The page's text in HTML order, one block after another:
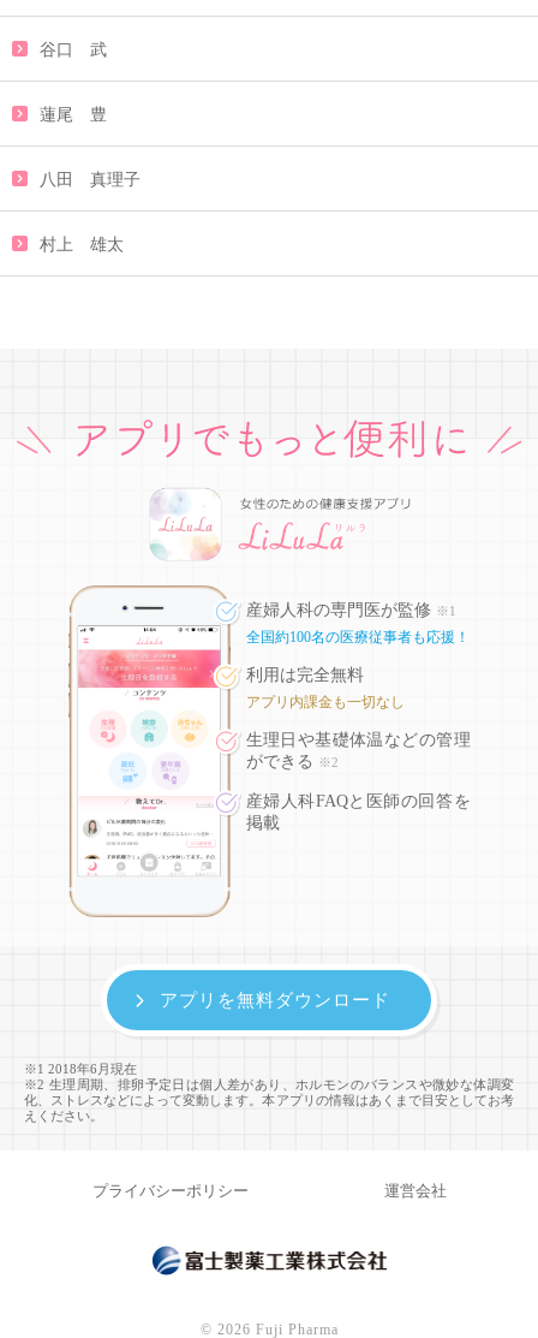
谷口 武
蓮尾 豊
八田 真理子
村上 雄太
産婦人科の専門医が監修 ※1
全国約100名の医療従事者も応援！
利用は完全無料
アプリ内課金も一切なし
生理日や基礎体温などの管理
ができる
※2
産婦人科FAQと医師の回答を
掲載
※1 2018年6月現在
※2 生理周期、排卵予定日は個人差があり、ホルモンのバランスや微妙な体調変
化、ストレスなどによって変動します。本アプリの情報はあくまで目安としてお考
えください。
アプリを無料ダウンロード
プライバシーポリシー 運営会社
© 2026 Fuji Pharma